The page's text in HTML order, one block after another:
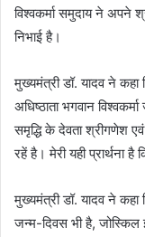
विश्वकर्मा समुदाय ने अपने
निभाई है।
मुख्यमंत्री डॉ. यादव ने
अधिष्ठाता भगवान
समृद्धि के देवता श्रीगणेश
रहें है। मेरी यही प्रार्थना है
मुख्यमंत्री डॉ. यादव ने
जन्म-दिवस भी है, जोस्किल